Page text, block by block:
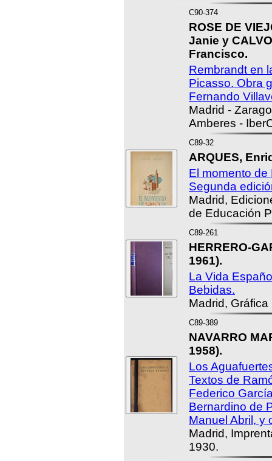
C90-374
ROSE DE
Janie y
Francisco.
Rembrandt en
Picasso. Obra
Fernando
Madrid -
Amberes -
C89-32
ARQUES,
El momento
Segunda
Madrid,
de Educación
C89-261
HERRERO-
1961).
La Vida
Bebidas.
Madrid,
C89-389
NAVARRO
1958).
Los
Textos de
Federico
Bernardino de
Manuel Abril, y
Madrid,
1930.